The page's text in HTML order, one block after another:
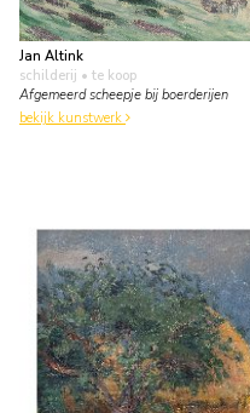
Jan Altink
schilderij • te koop
Afgemeerd scheepje bij boerderijen
bekijk kunstwerk